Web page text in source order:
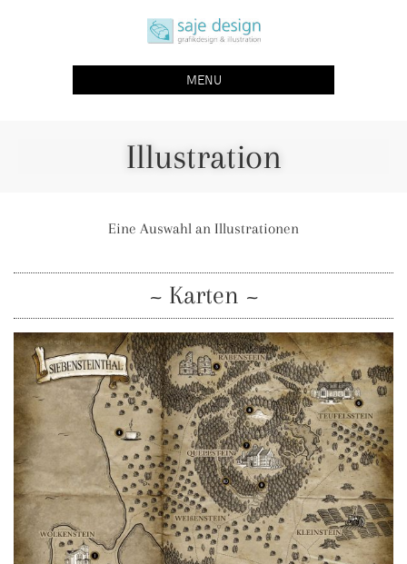
saje design bonn
grafikdesign | buchgestaltung | illustration
MENU
Illustration
Eine Auswahl an Illustrationen
~ Karten ~